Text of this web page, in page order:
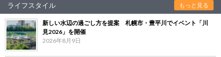
ライフスタイル もっと見る
新しい水辺の過ごし方を提案 札幌市・豊平川でイベント「川
見2026」を開催
2026年8月9日